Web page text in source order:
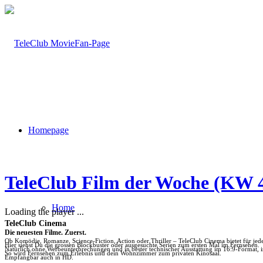
Homepage
Home
TeleClub Film der Woche (KW
Loading the player ...
TeleClub Cinema
Die neuesten Filme. Zuerst.
Ob Komödie, Romanze, Science-Fiction, Action oder Thriller – TeleClub Cinema bietet für
Hier siehst Du die grossen Blockbuster oder ausgesuchte Serien zum ersten Mal im Fernsehen.
Natürlich ohne Werbeunterbrechungen und in bester technischer Ausstattung im 16:9-
So wird Fernsehen zum Erlebnis und dein Wohnzimmer zum privaten Kinosaal.
Empfangbar auch in HD.